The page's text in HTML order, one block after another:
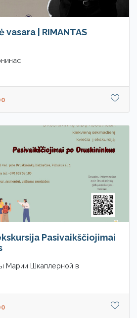
| RIMANTAS
Pasivaikščiojimai
Марии Шкаплерной в